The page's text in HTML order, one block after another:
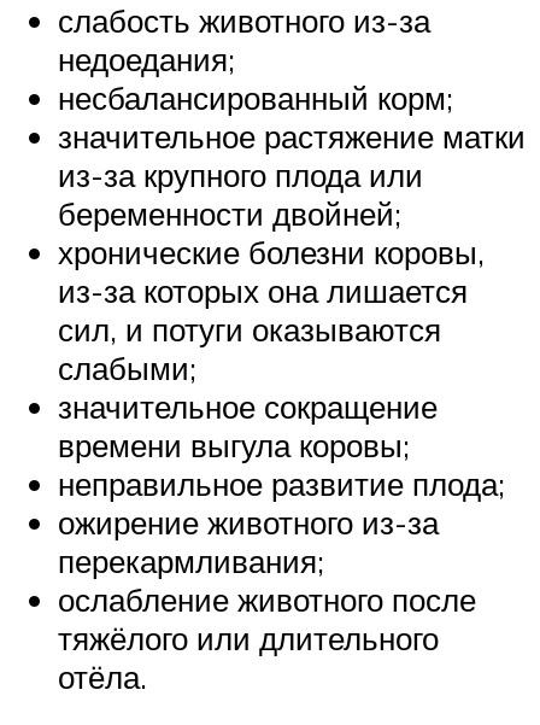
слабость животного из-за
недоедания;
несбалансированный корм;
значительное растяжение матки
из-за крупного плода или
беременности двойней;
хронические болезни коровы,
из-за которых она лишается
сил, и потуги оказываются
слабыми;
значительное сокращение
времени выгула коровы;
неправильное развитие плода;
ожирение животного из-за
перекармливания;
ослабление животного после
тяжёлого или длительного
отёла.